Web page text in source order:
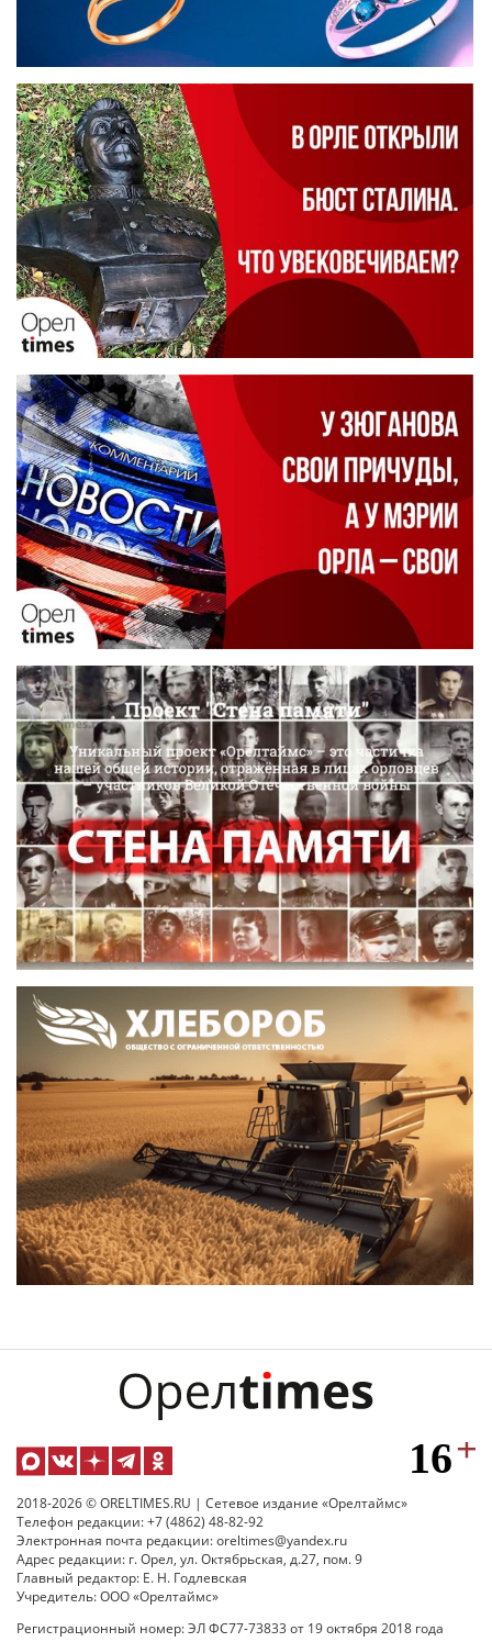
2018-2026 © ORELTIMES.RU | Сетевое издание «Орелтаймс»
Телефон редакции: +7 (4862) 48-82-92
Электронная почта редакции: oreltimes@yandex.ru
Адрес редакции: г. Орел, ул. Октябрьская, д.27, пом. 9
Главный редактор: Е. Н. Годлевская
Учредитель: ООО «Орелтаймс»
Регистрационный номер: ЭЛ ФС77-73833 от 19 октября 2018 года